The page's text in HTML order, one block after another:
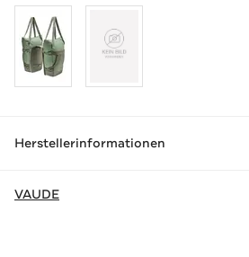
Herstellerinformationen
VAUDE